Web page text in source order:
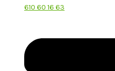
610 60 16 63